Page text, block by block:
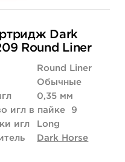
Dark
Round Liner
Round Liner
Обычные
0,35 мм
игл в пайке
9
игл
Long
Dark Horse